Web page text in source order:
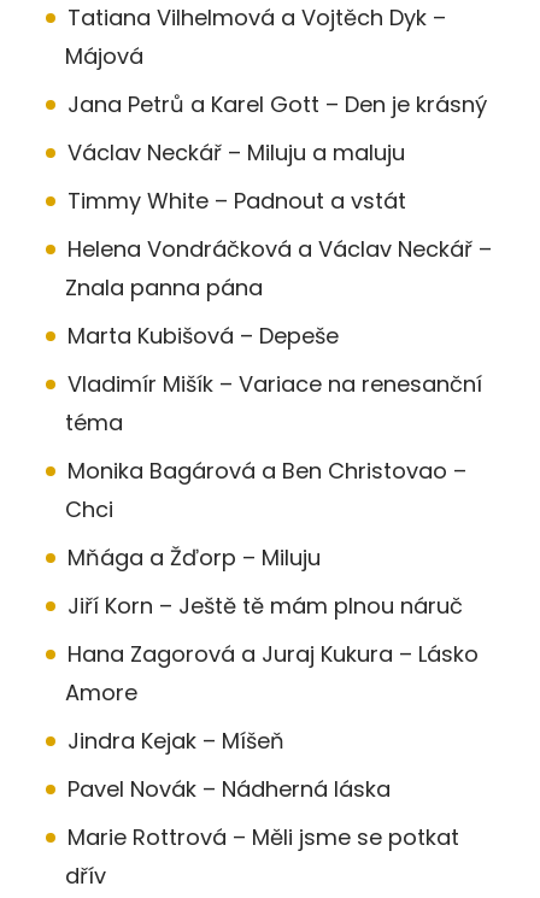
Tatiana Vilhelmová a Vojtěch Dyk –
Májová
Jana Petrů a Karel Gott – Den je krásný
Václav Neckář – Miluju a maluju
Timmy White – Padnout a vstát
Helena Vondráčková a Václav Neckář –
Znala panna pána
Marta Kubišová – Depeše
Vladimír Mišík – Variace na renesanční
téma
Monika Bagárová a Ben Christovao –
Chci
Mňága a Žďorp – Miluju
Jiří Korn – Ještě tě mám plnou náruč
Hana Zagorová a Juraj Kukura – Lásko
Amore
Jindra Kejak – Míšeň
Pavel Novák – Nádherná láska
Marie Rottrová – Měli jsme se potkat
dřív